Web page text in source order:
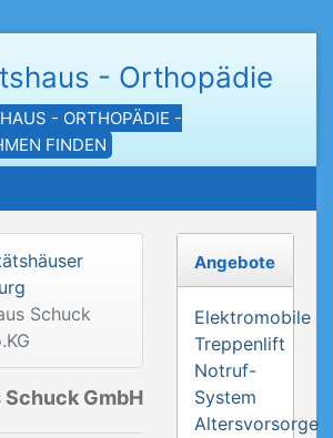
- Orthopädie
- ORTHOPÄDIE -
FINDEN
Schuck
GmbH
Angebote
Elektromobile
Treppenlift
Notruf-
System
Altersvorsorge